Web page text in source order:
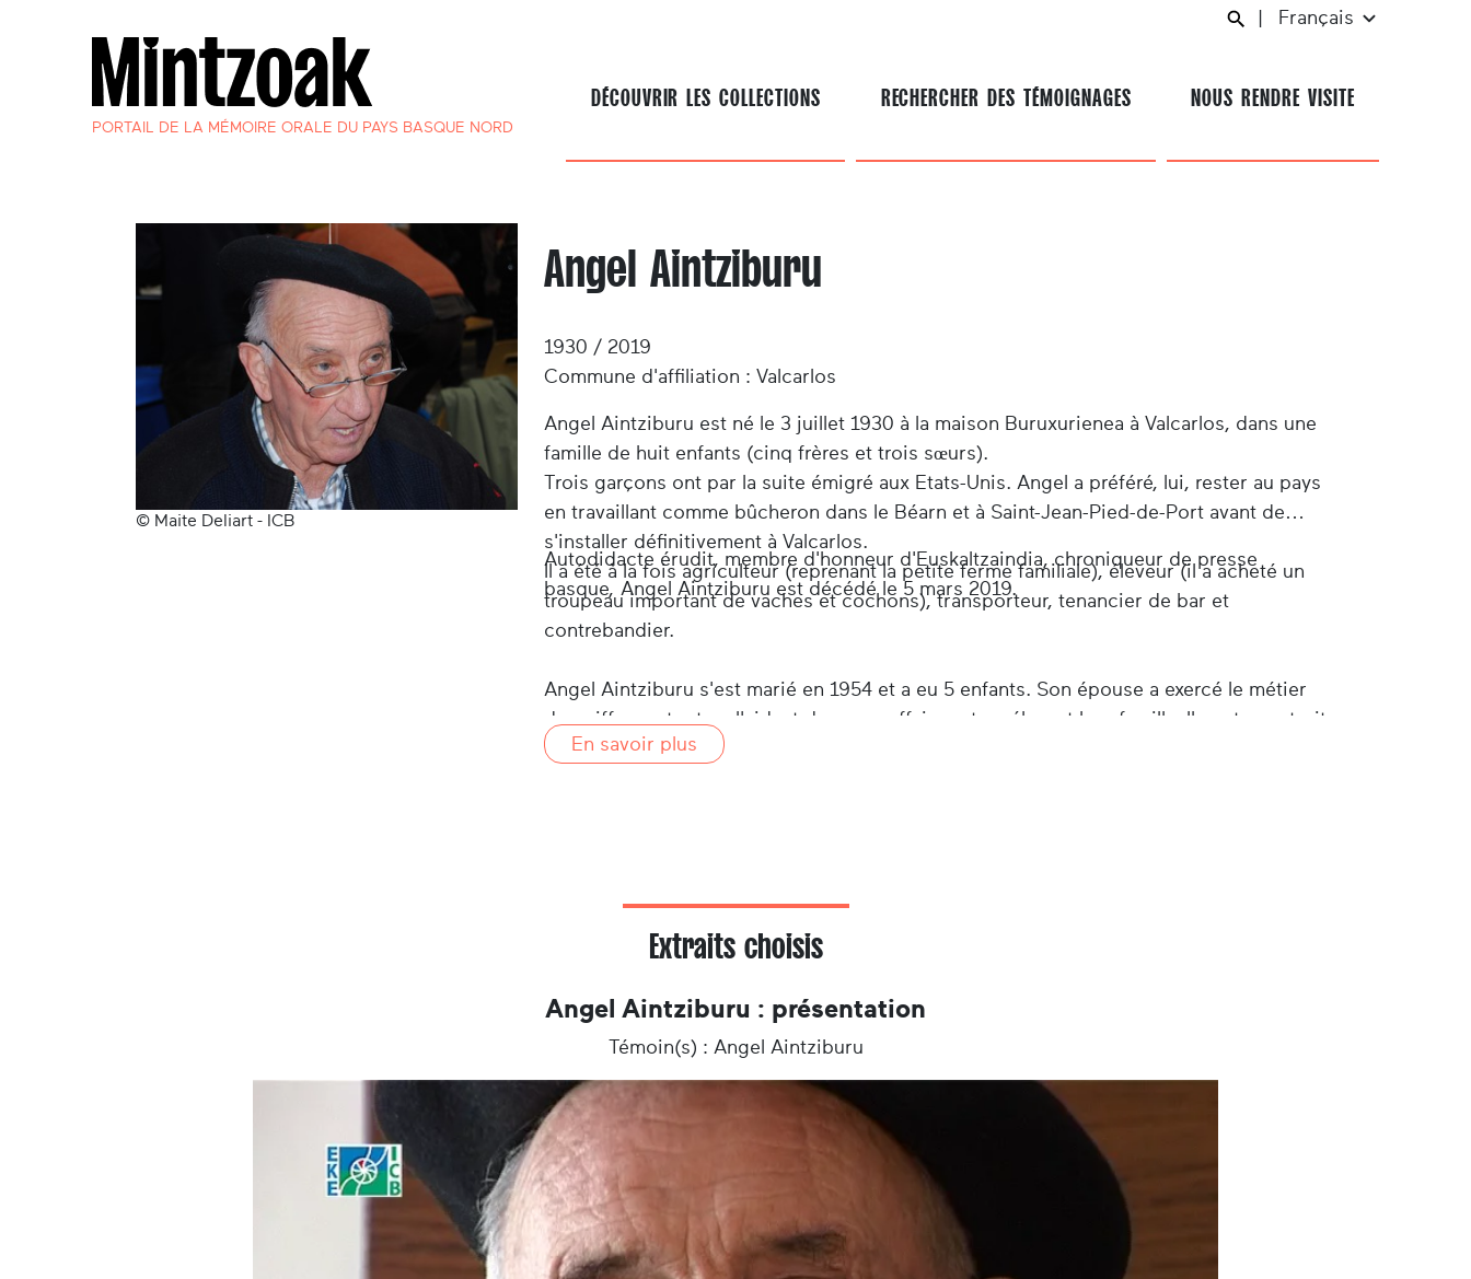
PORTAIL DE LA MÉMOIRE ORALE DU PAYS BASQUE NORD
Français
DÉCOUVRIR LES COLLECTIONS RECHERCHER DES TÉMOIGNAGES NOUS RENDRE VISITE
© Maite Deliart - ICB
Angel Aintziburu
1930 / 2019
Commune d'affiliation : Valcarlos
Angel Aintziburu est né le 3 juillet 1930 à la maison Buruxurienea à Valcarlos, dans une
famille de huit enfants (cinq frères et trois sœurs).
Trois garçons ont par la suite émigré aux Etats-Unis. Angel a préféré, lui, rester au pays
en travaillant comme bûcheron dans le Béarn et à Saint-Jean-Pied-de-Port avant de
s'installer définitivement à Valcarlos.
Il a été à la fois agriculteur (reprenant la petite ferme familiale), éleveur (il a acheté un
troupeau important de vaches et cochons), transporteur, tenancier de bar et
contrebandier.
Angel Aintziburu s'est marié en 1954 et a eu 5 enfants. Son épouse a exercé le métier
de coiffeuse, tout en l'aidant dans ses affaires et en élevant leur famille. Ils ont construit
en 1965 la maison qu'ils habitent actuellement et qui faisait office de bar.
Autodidacte érudit, membre d'honneur d'Euskaltzaindia, chroniqueur de presse
basque, Angel Aintziburu est décédé le 5 mars 2019.
En savoir plus
Extraits choisis
Angel Aintziburu : présentation
Témoin(s) : Angel Aintziburu